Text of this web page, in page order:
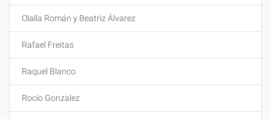
Olalla Román y Beatriz Álvarez
Rafael Freitas
Raquel Blanco
Rocío Gonzalez